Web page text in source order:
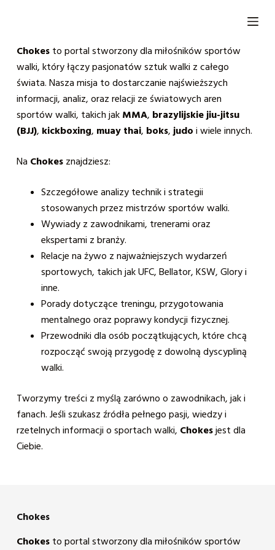
e
d
d
Chokesto portal stworzony dla miłośników sportów
walki, który łączy pasjonatów sztuk walki z całego
świata. Nasza misja to dostarczanie najświeższych
informacji, analiz, oraz relacji ze światowych aren
sportów walki, takich jak MMA, brazylijskie jiu-jitsu
(BJJ), kickboxing, muay thai, boks, judo i wiele innych.
Na Chokesznajdziesz:
Szczegółowe analizy technik i strategii
stosowanych przez mistrzów sportów walki.
Wywiady z zawodnikami, trenerami oraz
ekspertami z branży.
Relacje na żywo z najważniejszych wydarzeń
sportowych, takich jak UFC, Bellator, KSW, Glory i
inne.
Porady dotyczące treningu, przygotowania
mentalnego oraz poprawy kondycji fizycznej.
Przewodniki dla osób początkujących, które chcą
rozpocząć swoją przygodę z dowolną dyscypliną
walki.
Tworzymy treści z myślą zarówno o zawodnikach, jak i
fanach. Jeśli szukasz źródła pełnego pasji, wiedzy i
rzetelnych informacji o sportach walki, Chokesjest dla
Ciebie.
Chokes
Chokesto portal stworzony dla miłośników sportów